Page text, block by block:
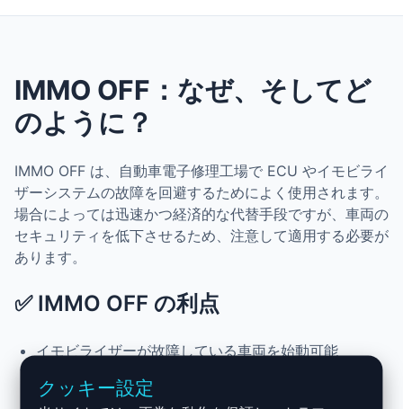
IMMO OFF：なぜ、そしてど
のように？
IMMO OFF は、自動車電子修理工場で ECU やイモビライ
ザーシステムの故障を回避するためによく使用されます。
場合によっては迅速かつ経済的な代替手段ですが、車両の
セキュリティを低下させるため、注意して適用する必要が
あります。
✅ IMMO OFF の利点
イモビライザーが故障している車両を始動可能
キーが紛失または破損した場合の迅速な解決策
クッキー設定